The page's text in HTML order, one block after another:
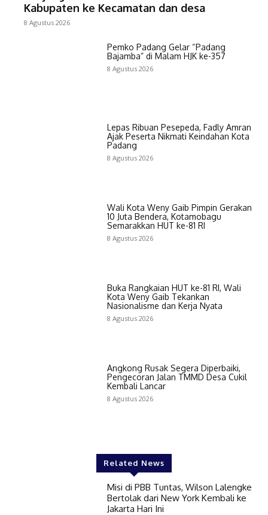
Kabupaten ke Kecamatan dan desa
8 Agustus 2026
Pemko Padang Gelar “Padang
Bajamba” di Malam HJK ke-357
8 Agustus 2026
Lepas Ribuan Pesepeda, Fadly Amran
Ajak Peserta Nikmati Keindahan Kota
Padang
8 Agustus 2026
Wali Kota Weny Gaib Pimpin Gerakan
10 Juta Bendera, Kotamobagu
Semarakkan HUT ke-81 RI
8 Agustus 2026
Buka Rangkaian HUT ke-81 RI, Wali
Kota Weny Gaib Tekankan
Nasionalisme dan Kerja Nyata
8 Agustus 2026
Angkong Rusak Segera Diperbaiki,
Pengecoran Jalan TMMD Desa Cukil
Kembali Lancar
8 Agustus 2026
Related News
Misi di PBB Tuntas, Wilson Lalengke
Bertolak dari New York Kembali ke
Jakarta Hari Ini